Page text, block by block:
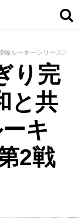
輪ルーキーシリーズ2021
り完
と共
キ
2戦